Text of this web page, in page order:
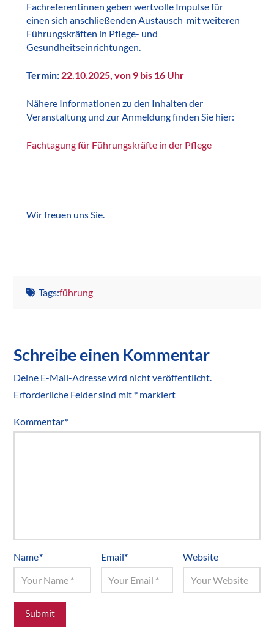
Fachreferentinnen geben wertvolle Impulse für
einen sich anschließenden Austausch mit weiteren
Führungskräften in Pflege- und
Gesundheitseinrichtungen.
Termin: 22.10.2025, von 9 bis 16 Uhr
Nähere Informationen zu den Inhalten der
Veranstaltung und zur Anmeldung finden Sie hier:
Fachtagung für Führungskräfte in der Pflege
Wir freuen uns Sie.
Tags:führung
Schreibe einen Kommentar
Deine E-Mail-Adresse wird nicht veröffentlicht.
Erforderliche Felder sind mit* markiert
Kommentar*
Name* Email* Website